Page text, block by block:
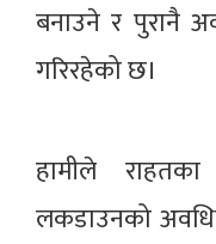
बनाउने र पुरानै
गरिरहेको छ।
हामीले राहतका
लकडाउनको